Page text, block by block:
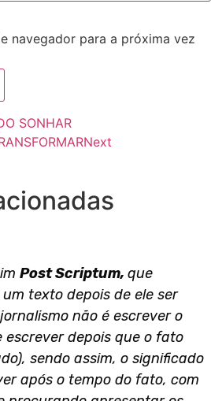
navegador para a próxima vez
SONHAR
Next
Post Scriptum, que
texto depois de ele ser
não é escrever o
depois que o fato
sendo assim, o significado
após o tempo do fato, com